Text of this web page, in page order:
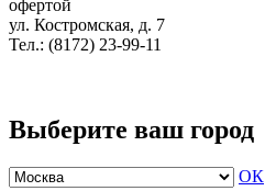
офертой
ул. Костромская, д. 7
Тел.: (8172) 23-99-11
Выберите ваш город
ОК